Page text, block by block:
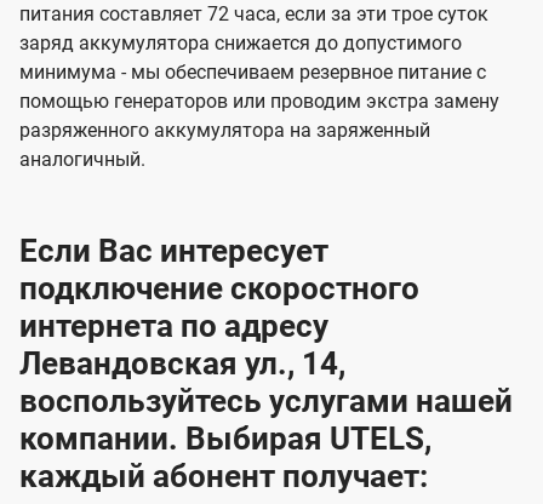
питания составляет 72 часа, если за эти трое суток
заряд аккумулятора снижается до допустимого
минимума - мы обеспечиваем резервное питание с
помощью генераторов или проводим экстра замену
разряженного аккумулятора на заряженный
аналогичный.
Если Вас интересует
подключение скоростного
интернета по адресу
Левандовская ул., 14,
воспользуйтесь услугами нашей
компании. Выбирая UTELS,
каждый абонент получает: